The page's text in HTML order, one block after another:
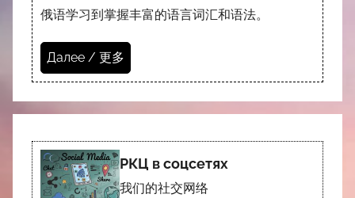
俄语学习到掌握丰富的语言词汇和语法。
Далее / 更多
РКЦ в соцсетях
我们的社交网络